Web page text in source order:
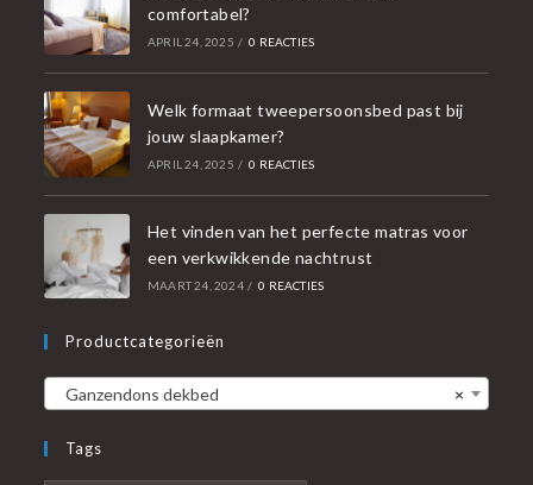
comfortabel?
APRIL 24, 2025 / 0 REACTIES
Welk formaat tweepersoonsbed past bij
jouw slaapkamer?
APRIL 24, 2025 / 0 REACTIES
Het vinden van het perfecte matras voor
een verkwikkende nachtrust
MAART 24, 2024 / 0 REACTIES
Productcategorieën
×
Ganzendons dekbed
Tags